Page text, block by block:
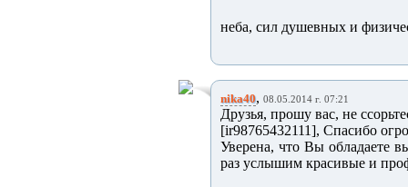
неба, сил душевных и
nika40, 08.05.2014 г. 07:21
Друзья, прошу вас, не
[ir98765432111], Спасибо
Уверена, что Вы обладаете
раз услышим красивые и